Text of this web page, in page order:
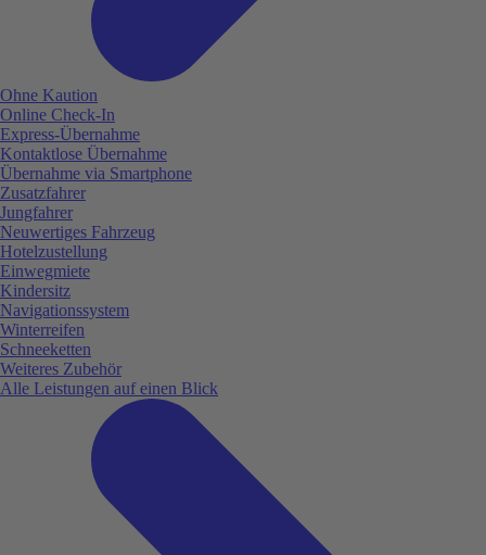
Ohne Kaution
Online Check-In
Express-Übernahme
Kontaktlose Übernahme
Übernahme via Smartphone
Zusatzfahrer
Jungfahrer
Neuwertiges Fahrzeug
Hotelzustellung
Einwegmiete
Kindersitz
Navigationssystem
Winterreifen
Schneeketten
Weiteres Zubehör
Alle Leistungen auf einen Blick